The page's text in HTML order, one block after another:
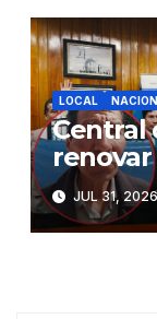
LOCAL
Central
del
retrasos
JUL 31,